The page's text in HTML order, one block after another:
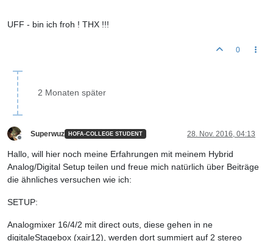
UFF - bin ich froh ! THX !!!
0
2 Monaten später
Superwuz HOFA-COLLEGE STUDENT 28. Nov. 2016, 04:13
Hallo, will hier noch meine Erfahrungen mit meinem Hybrid
Analog/Digital Setup teilen und freue mich natürlich über Beiträge
die ähnliches versuchen wie ich:
SETUP:
Analogmixer 16/4/2 mit direct outs, diese gehen in ne
digitaleStagebox (xair12), werden dort summiert auf 2 stereo